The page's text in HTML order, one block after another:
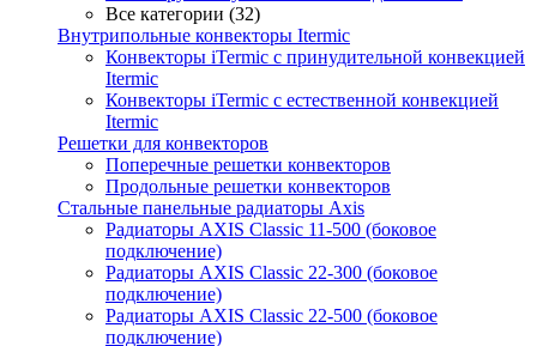
Все категории (32)
Внутрипольные конвекторы Itermic
Конвекторы iTermic c принудительной конвекцией
Itermic
Конвекторы iTermic с естественной конвекцией
Itermic
Решетки для конвекторов
Поперечные решетки конвекторов
Продольные решетки конвекторов
Стальные панельные радиаторы Axis
Радиаторы AXIS Classic 11-500 (боковое
подключение)
Радиаторы AXIS Classic 22-300 (боковое
подключение)
Радиаторы AXIS Classic 22-500 (боковое
подключение)